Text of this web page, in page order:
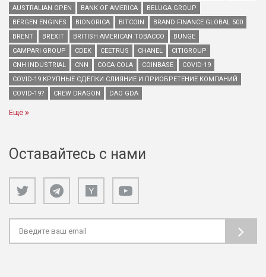
AUSTRALIAN OPEN
BANK OF AMERICA
BELUGA GROUP
BERGEN ENGINES
BIONORICA BITCOIN
BRAND FINANCE GLOBAL 500
BRENT
BREXIT BRITISH AMERICAN TOBACCO
BUNGE
CAMPARI GROUP
CDEK CEETRUS CHANEL
CITIGROUP
CNH INDUSTRIAL
CNN COCA-COLA COINBASE
COVID-19
COVID-19 КРУПНЫЕ СДЕЛКИ СЛИЯНИЕ И ПРИОБРЕТЕНИЕ КОМПАНИЙ
COVID-19?
CREW DRAGON DAO GDA
Ещё
Оставайтесь с нами